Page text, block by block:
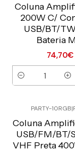
C/IVA
Coluna
200W C/
USB/BT/
Bateria
74,70€
Quantity
C/IVA
PARTY-10RGB|
Coluna
USB/FM/BT/
VHF Preta